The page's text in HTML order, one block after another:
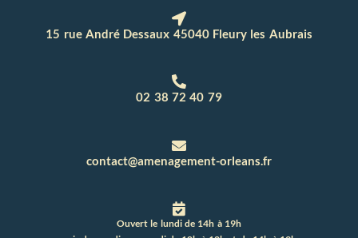
15 rue André Dessaux 45040 Fleury les Aubrais
02 38 72 40 79
contact@amenagement-orleans.fr
Ouvert le lundi de 14h à 19h